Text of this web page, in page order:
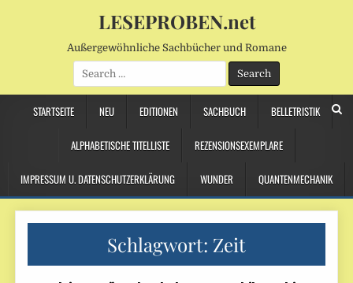
LESEPROBEN.net
Außergewöhnliche Sachbücher und Romane
Search
for:
STARTSEITE NEU EDITIONEN SACHBUCH BELLETRISTIK
ALPHABETISCHE TITELLISTE REZENSIONSEXEMPLARE
IMPRESSUM U. DATENSCHUTZERKLÄRUNG WUNDER QUANTENMECHANIK
Schlagwort: Zeit